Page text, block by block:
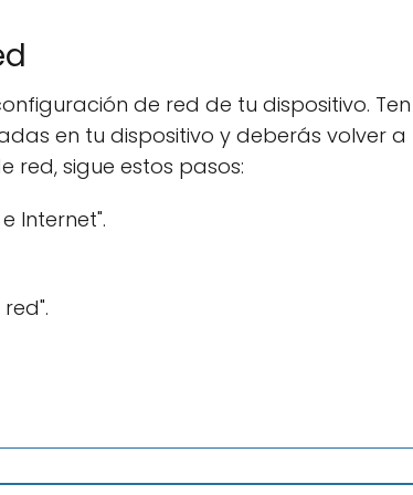
de red de tu dispositivo.
en tu dispositivo y deberás volver a
red, sigue estos pasos:
Internet".